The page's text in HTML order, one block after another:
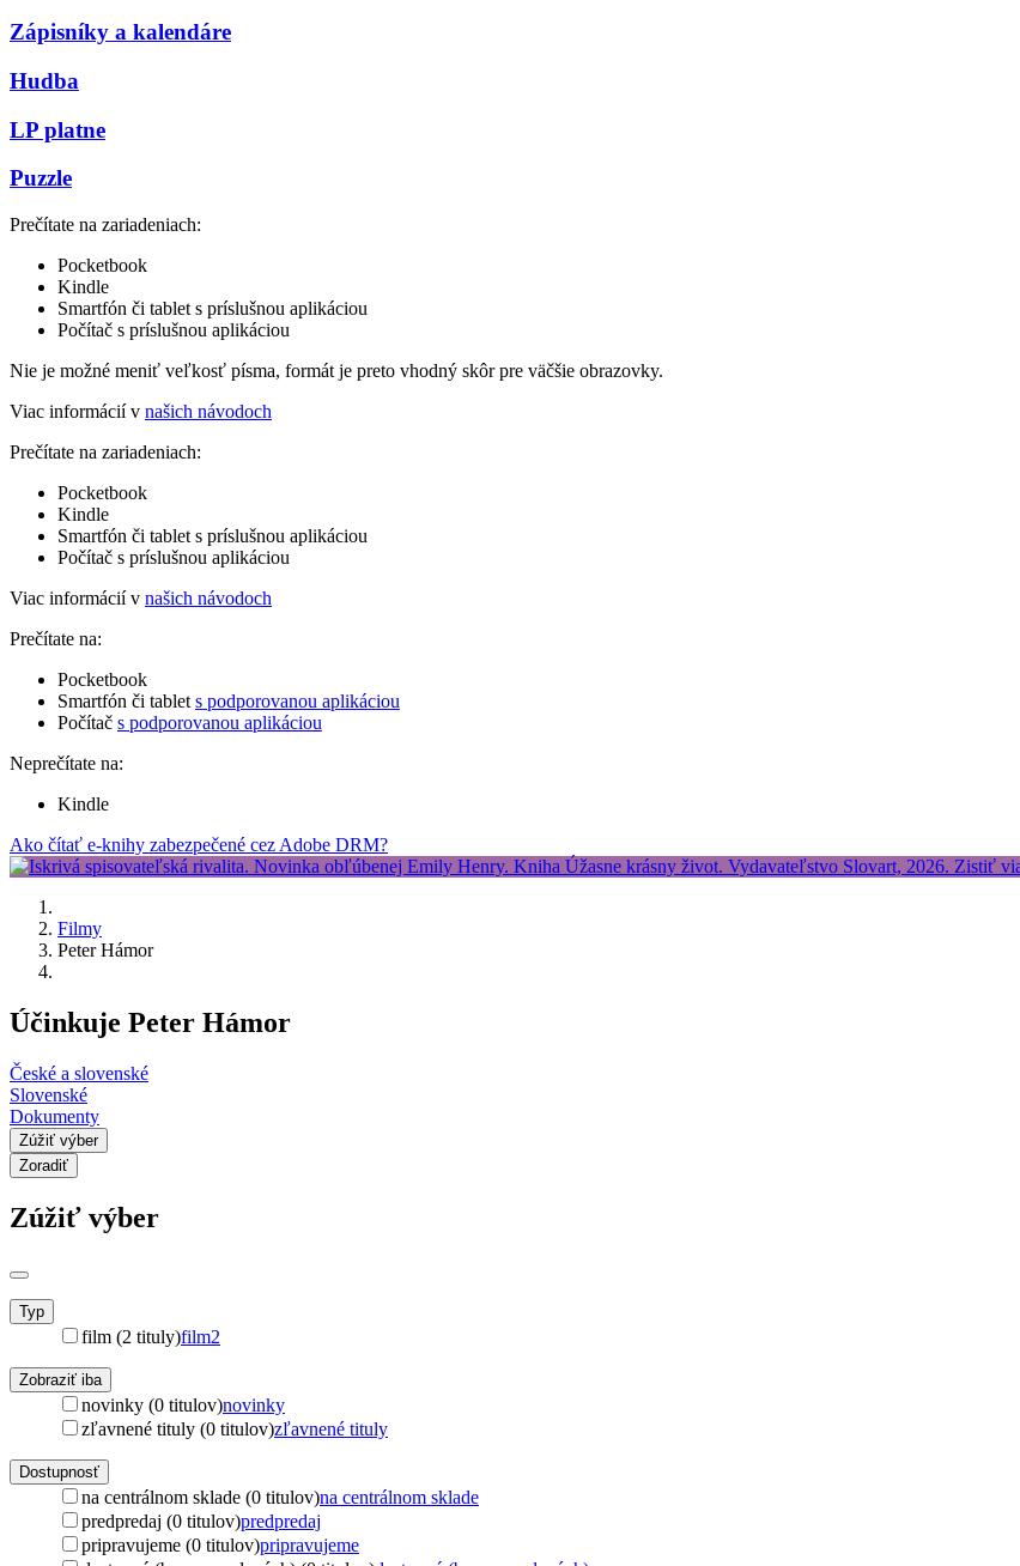
Zápisníky a kalendáre
Hudba
LP platne
Puzzle
Prečítate na zariadeniach:
Pocketbook
Kindle
Smartfón či tablet s príslušnou aplikáciou
Počítač s príslušnou aplikáciou
Nie je možné meniť veľkosť písma, formát je preto vhodný skôr pre väčšie obrazovky.
Viac informácií v našich návodoch
Prečítate na zariadeniach:
Pocketbook
Kindle
Smartfón či tablet s príslušnou aplikáciou
Počítač s príslušnou aplikáciou
Viac informácií v našich návodoch
Prečítate na:
Pocketbook
Smartfón či tablet s podporovanou aplikáciou
Počítač s podporovanou aplikáciou
Neprečítate na:
Kindle
Ako čítať e-knihy zabezpečené cez Adobe DRM?
Filmy
Peter Hámor
Účinkuje Peter Hámor
České a slovenské
Slovenské
Dokumenty
Zúžiť výber
Zoradiť
Zúžiť výber
Typ
film (2 tituly)film2
Zobraziť iba
novinky (0 titulov)novinky
zľavnené tituly (0 titulov)zľavnené tituly
Dostupnosť
na centrálnom sklade (0 titulov)na centrálnom sklade
predpredaj (0 titulov)predpredaj
pripravujeme (0 titulov)pripravujeme